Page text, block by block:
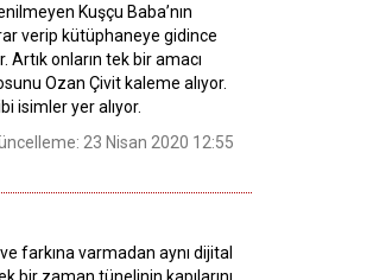
Kuşçu Baba’nın
verip kütüphaneye gidince
onların tek bir amacı
Ozan Çivit kaleme alıyor.
isimler yer alıyor.
23 Nisan 2020 12:55
farkına varmadan aynı dijital